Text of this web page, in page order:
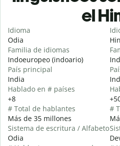
el
Idioma
Odia
Familia de idiomas
Indoeuropeo (indoario)
País principal
India
Hablado en # países
+8
# Total de hablantes
Más de 35 millones
Sistema de escritura / Alfabeto
Odia
#